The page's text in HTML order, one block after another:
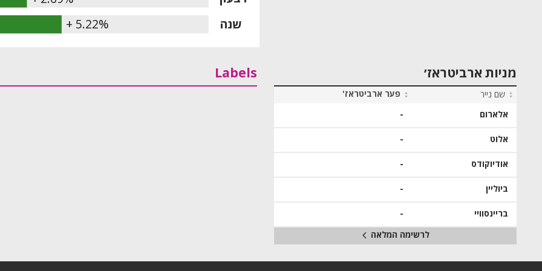
+ 5.22% שנה
מניות ארביטראז׳
שם נייר
פער ארביטראז'
אלארום
-
אלוט -
אודיוקודס -
ביוליין -
בריינסוויי
-
לרשימה המלאה
Labels